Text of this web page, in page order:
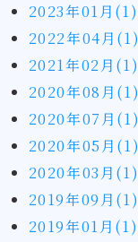
2023年01月(1)
2022年04月(1)
2021年02月(1)
2020年08月(1)
2020年07月(1)
2020年05月(1)
2020年03月(1)
2019年09月(1)
2019年01月(1)